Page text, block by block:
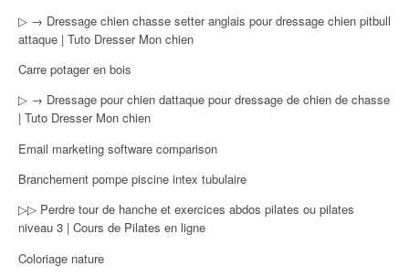
▷ → Dressage chien chasse setter anglais pour dressage chien pitbull
attaque | Tuto Dresser Mon chien
Carre potager en bois
▷ → Dressage pour chien dattaque pour dressage de chien de chasse
| Tuto Dresser Mon chien
Email marketing software comparison
Branchement pompe piscine intex tubulaire
▷▷ Perdre tour de hanche et exercices abdos pilates ou pilates
niveau 3 | Cours de Pilates en ligne
Coloriage nature